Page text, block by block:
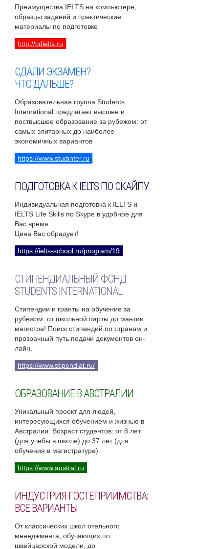
Преимущества IELTS на компьютере,
образцы заданий и практические
материалы по подготовке
http://cdielts.ru
СДАЛИ ЭКЗАМЕН?
ЧТО ДАЛЬШЕ?
Образовательная группа Students
International предлагает высшее и
поствысшее образование за рубежом: от
самых элитарных до наиболее
экономичных вариантов
https://www.studinter.ru
ПОДГОТОВКА К IELTS ПО СКАЙПУ
Индивидуальная подготовка к IELTS и
IELTS Life Skills по Skype в удобное для
Вас время.
Цена Вас обрадует!
https://ielts-school.ru/program/19
СТИПЕНДИАЛЬНЫЙ ФОНД
STUDENTS INTERNATIONAL
Стипендии и гранты на обучение за
рубежом: от школьной парты до мантии
магистра! Поиск стипендий по странам и
прозрачный путь подачи документов он-
лайн.
https://www.stipendiat.ru/
ОБРАЗОВАНИЕ В АВСТРАЛИИ
Уникальный проект для людей,
интересующихся обучением и жизнью в
Австралии. Возраст студентов: от 8 лет
(для учебы в школе) до 37 лет (для
обучения в магистратуре).
https://www.austral.ru
ИНДУСТРИЯ ГОСТЕПРИИМСТВА:
ВСЕ ВАРИАНТЫ
От классических школ отельного
менеджмента, обучающих по
швейцарской модели, до